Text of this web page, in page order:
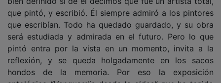
que pintó, y escribió. Él siempre admiró a los pintores
que escribían. Todo ha quedado guardado, y su obra
será estudiada y admirada en el futuro. Pero lo que
pintó entra por la vista en un momento, invita a la
reflexión, y se queda holgadamente en los sacos
hondos de la memoria. Por eso la exposición
antológica“Vanguardia desde la aldea”
que ha tenido